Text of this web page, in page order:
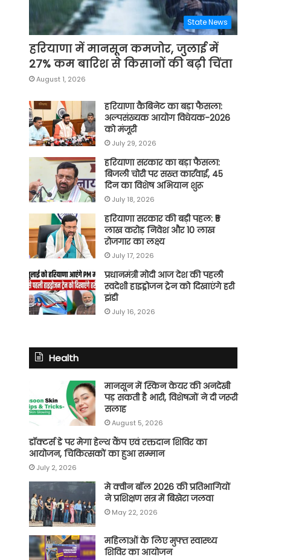
State News
हरियाणा में मानसून कमजोर, जुलाई में
27% कम बारिश से किसानों की बढ़ी चिंता
August 1, 2026
हरियाणा कैबिनेट का बड़ा फैसला:
अल्पसंख्यक आयोग विधेयक-2026
को मंजूरी
July 29, 2026
हरियाणा सरकार का बड़ा फैसला:
बिजली चोरी पर सख्त कार्रवाई, 45
दिन का विशेष अभियान शुरू
July 18, 2026
हरियाणा सरकार की बड़ी पहल: ₹5
लाख करोड़ निवेश और 10 लाख
रोजगार का लक्ष्य
July 17, 2026
प्रधानमंत्री मोदी आज देश की पहली
स्वदेशी हाइड्रोजन ट्रेन को दिखाएंगे हरी
झंडी
July 16, 2026
Health
मानसून में स्किन केयर की अनदेखी
पड़ सकती है भारी, विशेषज्ञों ने दी जरूरी
सलाह
August 5, 2026
डॉक्टर्स डे पर मेगा हेल्थ कैंप एवं रक्तदान शिविर का
आयोजन, चिकित्सकों का हुआ सम्मान
July 2, 2026
मे क्वीन बॉल 2026 की प्रतिभागियों
ने प्रशिक्षण सत्र में बिखेरा जलवा
May 22, 2026
महिलाओं के लिए मुफ्त स्वास्थ्य
शिविर का आयोजन